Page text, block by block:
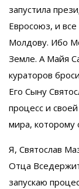
запустила
Евросоюз, и
Молдову. Ибо
Земле. А Майя
кураторов
Его Сыну
процесс и
мира, которому
Я, Святослав
Отца
запускаю